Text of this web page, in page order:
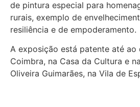
de pintura especial para
rurais, exemplo de
resiliência e de empoderamento.
A exposição está patente até ao
Coimbra, na Casa da Cultura e
Oliveira Guimarães, na Vila de